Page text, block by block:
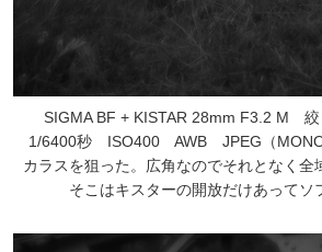
SIGMA BF + KISTAR 28mm F3.2 M
1/6400秒 ISO400 AWB JPEG（
カラスを狙った。広角なのでそれとなく全
そこはキスターの開放だけあってソ